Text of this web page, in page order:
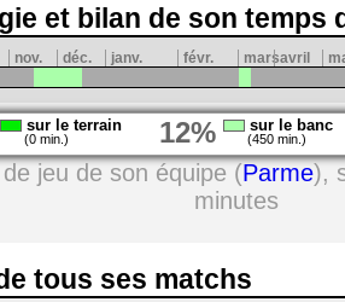
et bilan de son temps
nov. déc. janv. févr. marsavril
sur le terrain
(0 min.) 12% sur le banc
(450 min.)
jeu de son équipe (Parme),
minutes
tous ses matchs